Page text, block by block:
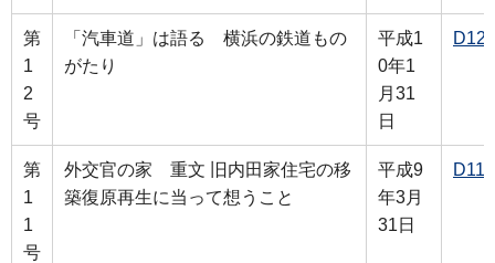
第
1
2
号
「汽車道」は語る 横浜の鉄道もの
がたり
平成1
0年1
月31
日
D12
第
1
1
号
外交官の家 重文 旧内田家住宅の移
築復原再生に当って想うこと
平成9
年3月
31日
D11